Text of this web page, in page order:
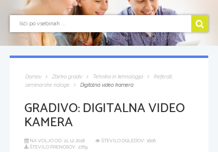
Domov Zbirka gradiv Tehnika in tehnologija
Referati,
seminarske naloge
Digitalna video kamera
GRADIVO:DIGITALNA VIDEO
KAMERA
NA VOLJO OD: 21.12.2018
ŠTEVILO OGLEDOV: 1606
ŠTEVILO PRENOSOV: 2769